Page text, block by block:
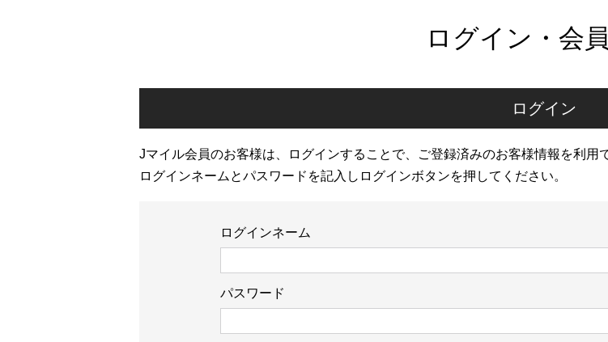
ログイン・会
ログイン
Jマイル会員のお客様は、ログインすることで、ご登録済みのお客様情報を利用
ログインネームとパスワードを記入しログインボタンを押してください。
ログインネーム
パスワード